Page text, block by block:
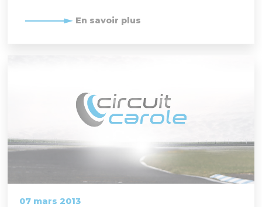
En savoir plus
07 mars 2013